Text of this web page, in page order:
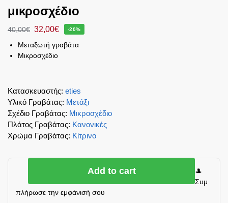
μικροσχέδιο
40,00€ 32,00€ -20%
Μεταξωτή γραβάτα
Μικροσχέδιο
Κατασκευαστής: eties
Υλικό Γραβάτας: Μετάξι
Σχέδιο Γραβάτας: Μικροσχέδιο
Πλάτος Γραβάτας: Κανονικές
Χρώμα Γραβάτας: Κίτρινο
Add to cart
🎩
Συμ
πλήρωσε την εμφάνισή σου